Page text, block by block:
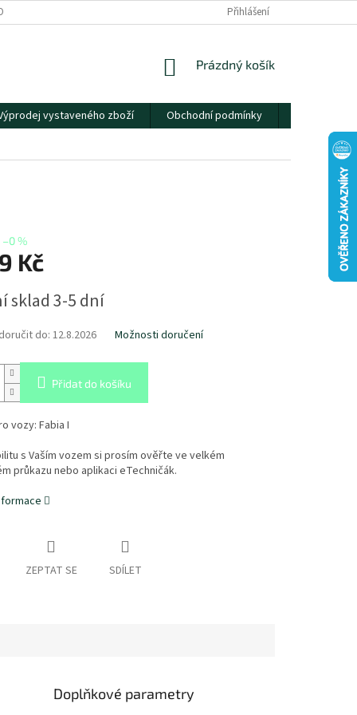
ÚDAJŮ Přihlášení
NÁKUPNÍ
Prázdný košík
vystaveného zboží Obchodní podmínky
–0 %
Kč
sklad 3-5 dní
do: 12.8.2026 Možnosti doručení
Přidat do košíku
vozy: Fabia I
s Vaším vozem si prosím ověřte ve velkém
průkazu nebo aplikaci eTechničák.
ZEPTAT SE SDÍLET
Doplňkové parametry